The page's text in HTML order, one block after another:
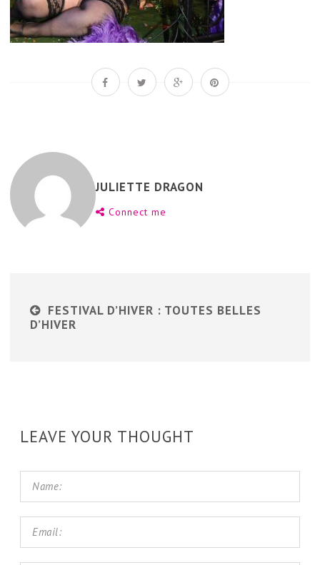
JULIETTE DRAGON
Connect me
FESTIVAL D’HIVER : TOUTES BELLES
D’HIVER
LEAVE YOUR THOUGHT